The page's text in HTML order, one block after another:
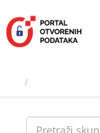
sadržaj